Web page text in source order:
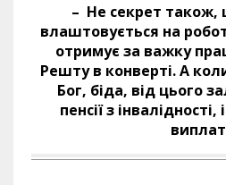
– Не секрет також,
влаштовується на
отримує за важку
Решту в конверті. А
Бог, біда, від цього
пенсії з